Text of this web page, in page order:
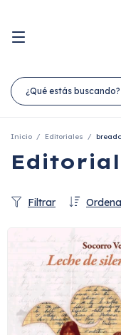
Inicio / Editoriales /
Filtrar